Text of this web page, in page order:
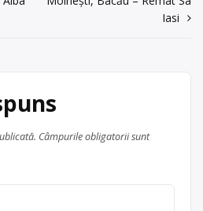
Iasi
Câmpurile obligatorii sunt